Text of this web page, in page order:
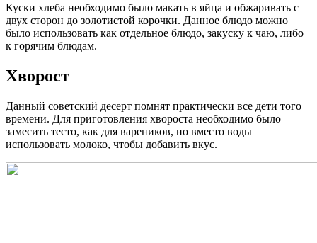
Куски хлеба необходимо было макать в яйца и обжаривать с
двух сторон до золотистой корочки. Данное блюдо можно
было использовать как отдельное блюдо, закуску к чаю, либо
к горячим блюдам.
Хворост
Данный советский десерт помнят практически все дети того
времени. Для приготовления хвороста необходимо было
замесить тесто, как для вареников, но вместо воды
использовать молоко, чтобы добавить вкус.